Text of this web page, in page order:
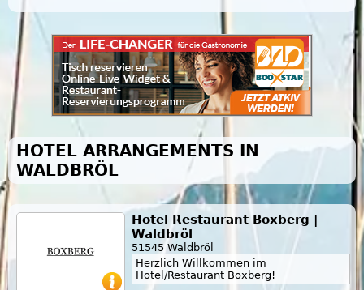
HOTEL ARRANGEMENTS IN
WALDBRÖL
Hotel Restaurant Boxberg |
Waldbröl
51545 Waldbröl
Herzlich Willkommen im
Hotel/Restaurant Boxberg!